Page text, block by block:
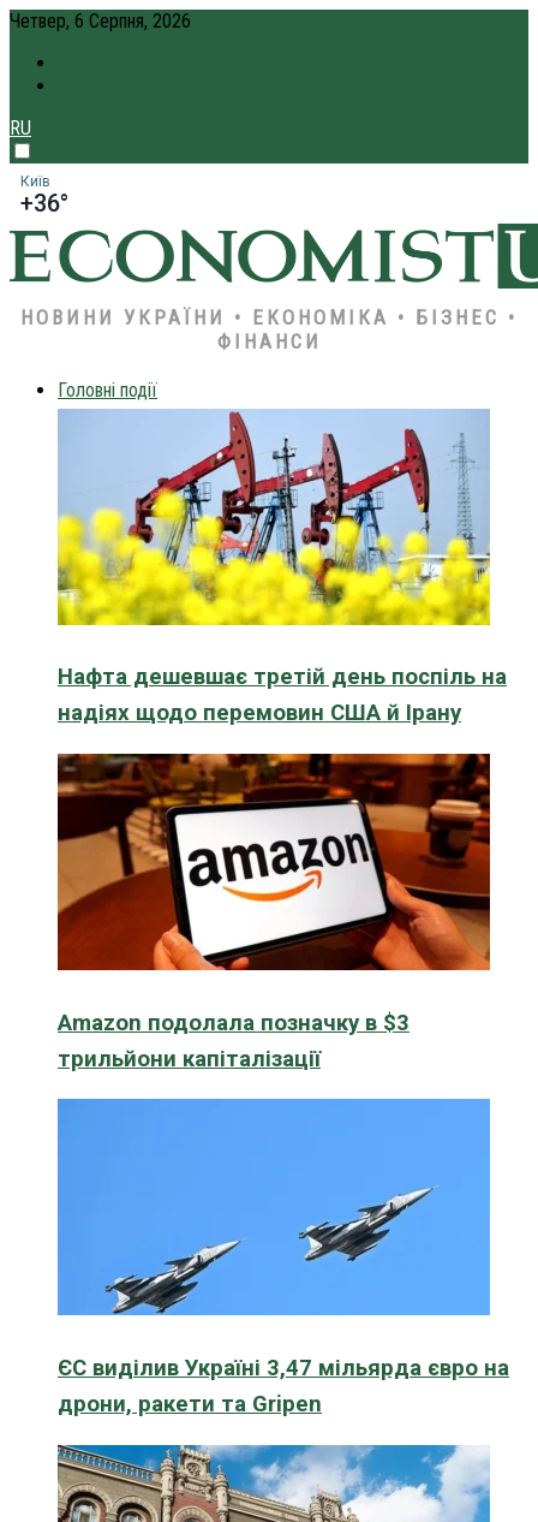
Четвер, 6 Серпня, 2026
RU
Київ
+36°
НОВИНИ УКРАЇНИ • ЕКОНОМІКА • БІЗНЕС •
ФІНАНСИ
Головні події
Нафта дешевшає третій день поспіль на
надіях щодо перемовин США й Ірану
Amazon подолала позначку в $3
трильйони капіталізації
ЄС виділив Україні 3,47 мільярда євро на
дрони, ракети та Gripen